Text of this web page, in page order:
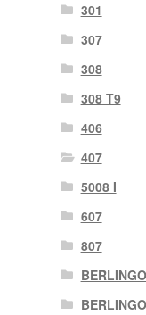
301
307
308
308 T9
406
407
5008 I
607
807